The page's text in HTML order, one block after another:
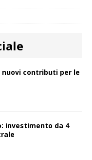
nuovi contributi per le
investimento da 4